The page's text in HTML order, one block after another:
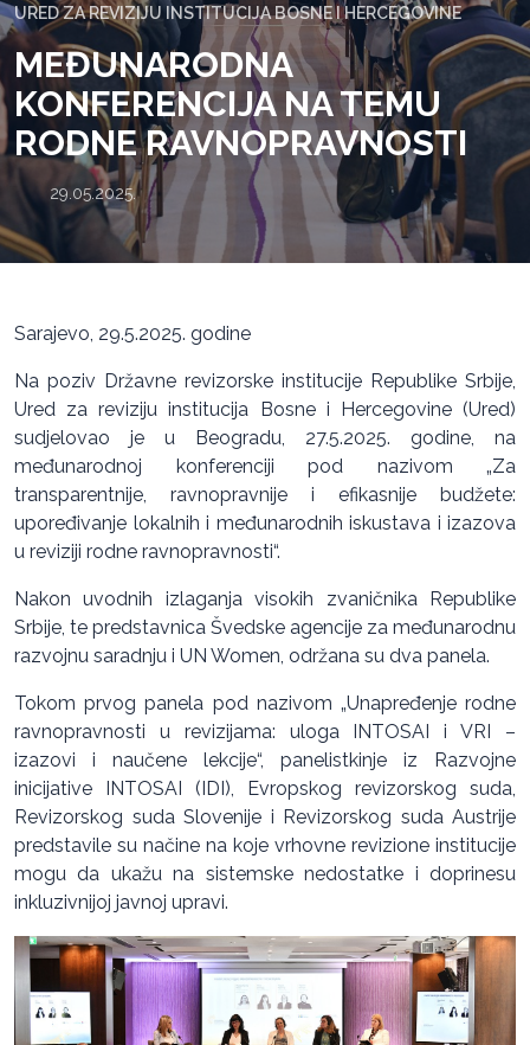
URED ZA REVIZIJU INSTITUCIJA BOSNE I HERCEGOVINE
MEĐUNARODNA
KONFERENCIJA NA TEMU
RODNE RAVNOPRAVNOSTI
29.05.2025.
Sarajevo, 29.5.2025. godine
Na poziv Državne revizorske institucije Republike Srbije,
Ured za reviziju institucija Bosne i Hercegovine (Ured)
sudjelovao je u Beogradu, 27.5.2025. godine, na
međunarodnoj konferenciji pod nazivom „Za
transparentnije, ravnopravnije i efikasnije budžete:
upoređivanje lokalnih i međunarodnih iskustava i izazova
u reviziji rodne ravnopravnosti“.
Nakon uvodnih izlaganja visokih zvaničnika Republike
Srbije, te predstavnica Švedske agencije za međunarodnu
razvojnu saradnju i UN Women, održana su dva panela.
Tokom prvog panela pod nazivom „Unapređenje rodne
ravnopravnosti u revizijama: uloga INTOSAI i VRI –
izazovi i naučene lekcije“, panelistkinje iz Razvojne
inicijative INTOSAI (IDI), Evropskog revizorskog suda,
Revizorskog suda Slovenije i Revizorskog suda Austrije
predstavile su načine na koje vrhovne revizione institucije
mogu da ukažu na sistemske nedostatke i doprinesu
inkluzivnijoj javnoj upravi.